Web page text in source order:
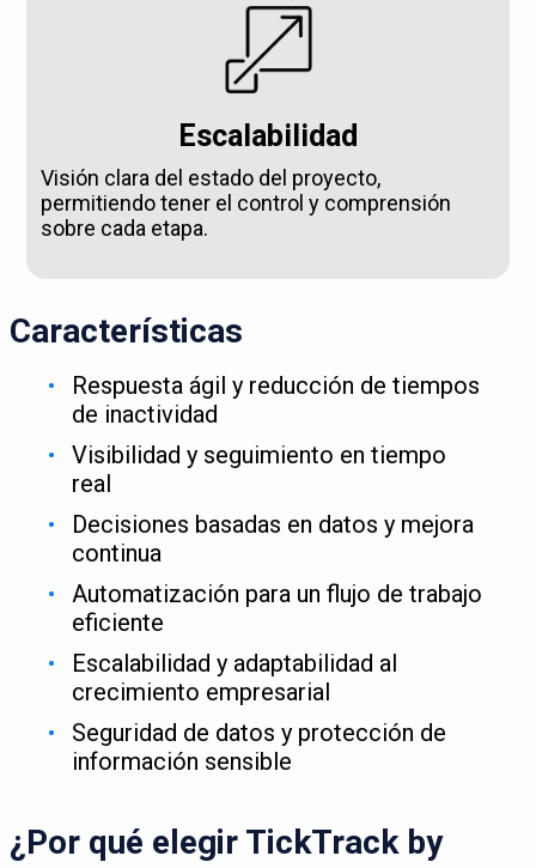
Escalabilidad
Visión clara del estado del proyecto,
permitiendo tener el control y comprensión
sobre cada etapa.
Características
Respuesta ágil y reducción de tiempos
de inactividad
Visibilidad y seguimiento en tiempo
real
Decisiones basadas en datos y mejora
continua
Automatización para un flujo de trabajo
eficiente
Escalabilidad y adaptabilidad al
crecimiento empresarial
Seguridad de datos y protección de
información sensible
¿Por qué elegir TickTrack by